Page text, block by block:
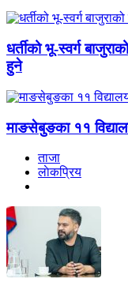
धर्तीको भू-स्वर्ग
हुने
माङसेबुङका ११
ताजा
लाेकप्रिय